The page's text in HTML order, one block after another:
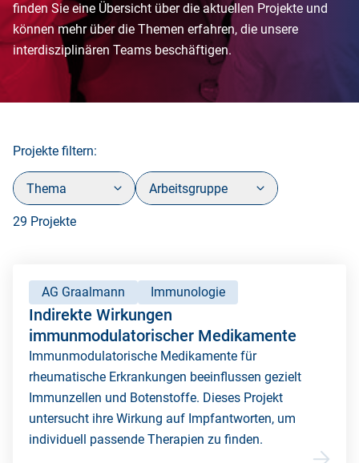
finden Sie eine Übersicht über die aktuellen Projekte und
können mehr über die Themen erfahren, die unsere
interdisziplinären Teams beschäftigen.
Projekte filtern:
Thema Arbeitsgruppe
29 Projekte
AG Graalmann Immunologie
Indirekte Wirkungen
immunmodulatorischer Medikamente
Immunmodulatorische Medikamente für
rheumatische Erkrankungen beeinflussen gezielt
Immunzellen und Botenstoffe. Dieses Projekt
untersucht ihre Wirkung auf Impfantworten, um
individuell passende Therapien zu finden.